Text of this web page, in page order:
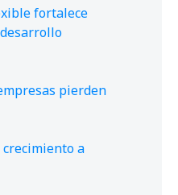
fortalece
pierden
a